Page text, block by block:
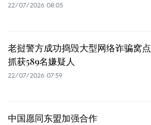
22/07/2026 08:05
老挝警方成功捣毁大型网络诈骗窝点
抓获589名嫌疑人
22/07/2026 07:59
中国愿同东盟加强合作